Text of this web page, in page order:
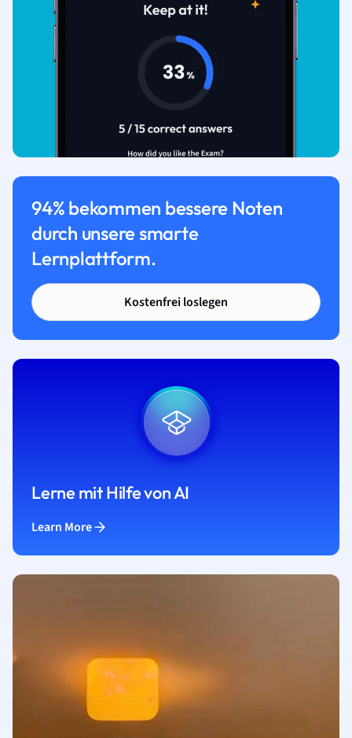
94% bekommen bessere Noten
durch unsere smarte
Lernplattform.
Kostenfrei loslegen
Lerne mit Hilfe von AI
Learn More